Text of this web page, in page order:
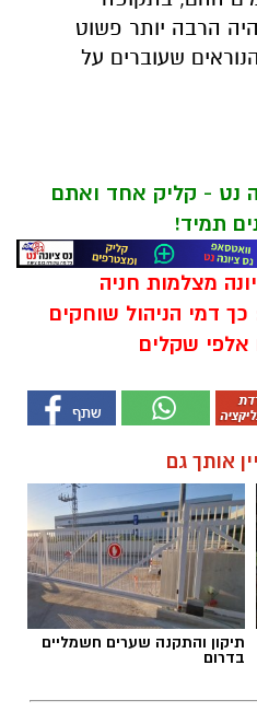
הרבה יותר פשוט
שעוברים על
נט - קליק אחד ואתם
תמיד!
מצלמות חניה
דמי הניהול שוחקים
אלפי שקלים
אותך גם
תיקון והתקנה שערים חשמליים
בדרום